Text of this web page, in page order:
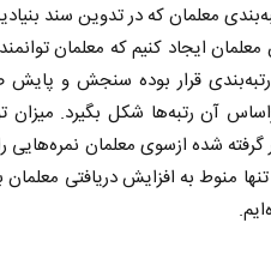
معلمان که در تدوین سند
ایجاد کنیم که معلمان
قرار بوده سنجش و
آن رتبه‌ها شکل بگیرد. میزان
شده ازسوی معلمان نمره‌هایی
منوط به افزایش دریافتی معلمان